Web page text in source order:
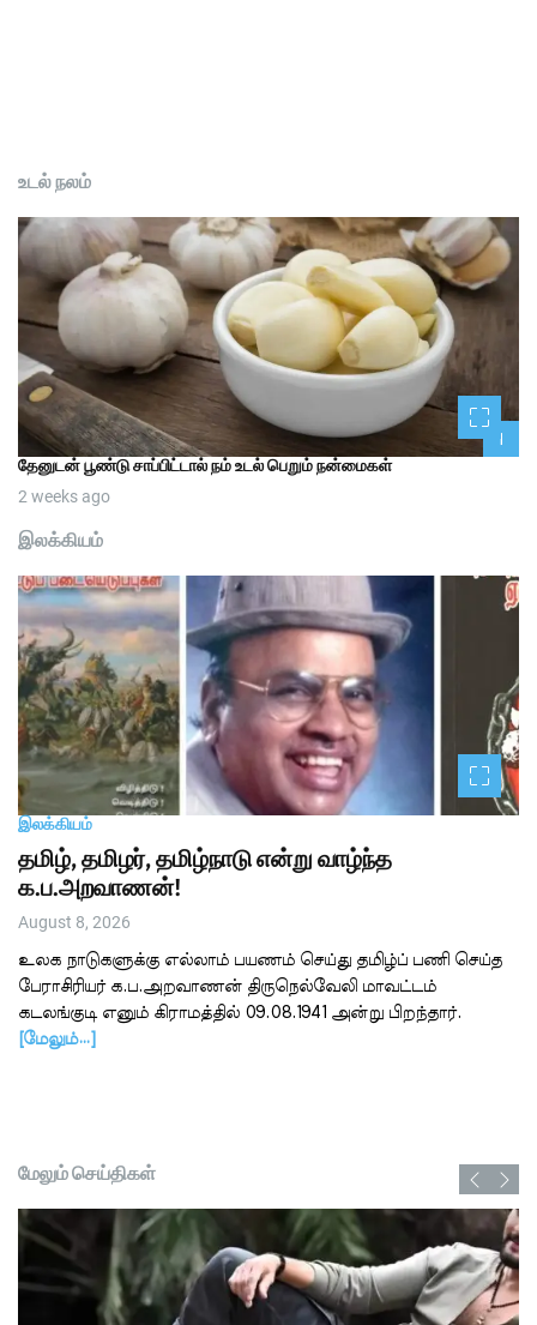
உடல் நலம்
1
தேனுடன் பூண்டு சாப்பிட்டால் நம் உடல் பெறும் நன்மைகள்
2 weeks ago
இலக்கியம்
இலக்கியம்
தமிழ், தமிழர், தமிழ்நாடு என்று வாழ்ந்த
க.ப.அறவாணன்!
August 8, 2026
உலக நாடுகளுக்கு எல்லாம் பயணம் செய்து தமிழ்ப் பணி செய்த
பேராசிரியர் க.ப.அறவாணன் திருநெல்வேலி மாவட்டம்
கடலங்குடி எனும் கிராமத்தில் 09.08.1941 அன்று பிறந்தார்.
[மேலும்…]
மேலும் செய்திகள்